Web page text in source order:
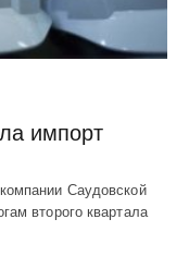
импорт
Саудовской
второго квартала